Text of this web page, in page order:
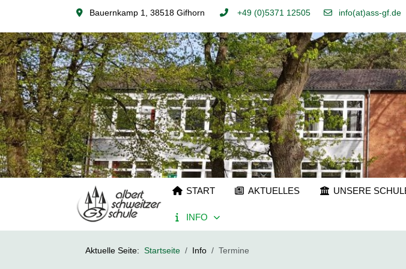
Bauernkamp 1, 38518 Gifhorn +49 (0)5371 12505 info(at)ass-gf.de
START AKTUELLES UNSERE
INFO
Aktuelle Seite: Startseite Info Termine